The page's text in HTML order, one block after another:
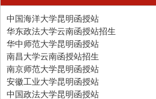
中国海洋大学昆明函授站
华东政法大学云南函授站招生
华中师范大学昆明函授站
南昌大学云南函授站招生
南京师范大学昆明函授站
安徽工业大学昆明函授站
中国政法大学昆明函授站